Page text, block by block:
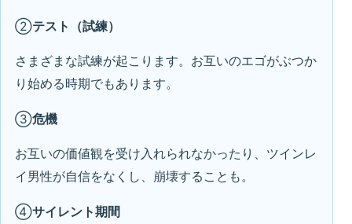
②テスト（試練）
さまざまな試練が起こります。お互いのエゴがぶつか
り始める時期でもあります。
③危機
お互いの価値観を受け入れられなかったり、ツインレ
イ男性が自信をなくし、崩壊することも。
④サイレント期間